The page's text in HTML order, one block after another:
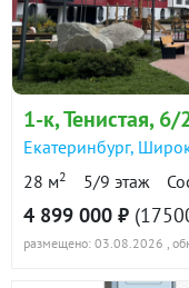
1-к, Тенистая, 6/
Екатеринбург,
28 м2 5/9 этаж
4 899 000 ₽
размещено: 03.08.2026 ,